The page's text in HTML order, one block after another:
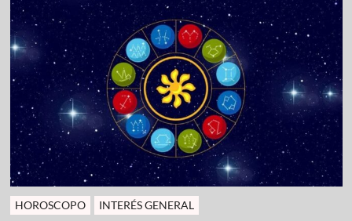
HOROSCOPO INTERÉS GENERAL